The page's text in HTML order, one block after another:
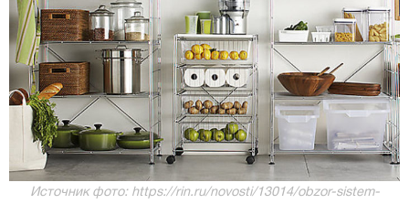
Источник фото: https://rin.ru/novosti/13014/obzor-sistem-